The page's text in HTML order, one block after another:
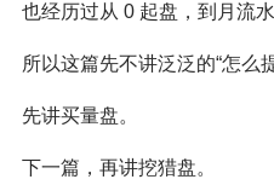
也经历过从 0 起盘，到月流
所以这篇先不讲泛泛的“怎么
先讲买量盘。
下一篇，再讲挖猎盘。